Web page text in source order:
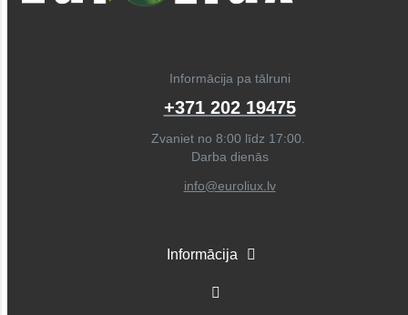
Informācija pa tālruni
+371 202 19475
Zvaniet no 8:00 līdz 17:00.
Darba dienās
info@euroliux.lv
Informācija